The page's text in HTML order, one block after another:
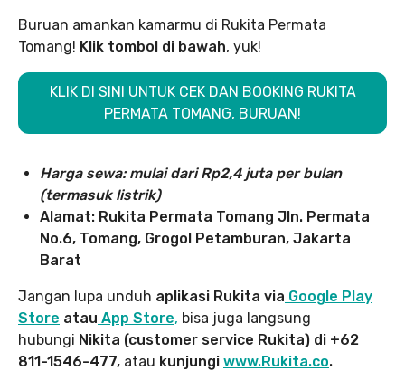
Buruan amankan kamarmu di Rukita Permata
Tomang! Klik tombol di bawah, yuk!
KLIK DI SINI UNTUK CEK DAN BOOKING RUKITA
PERMATA TOMANG, BURUAN!
Harga sewa: mulai dari Rp2,4 juta per bulan
(termasuk listrik)
Alamat: Rukita Permata Tomang Jln. Permata
No.6, Tomang, Grogol Petamburan, Jakarta
Barat
Jangan lupa unduh aplikasi Rukita via Google Play
Store atau App Store, bisa juga langsung
hubungi Nikita (customer service Rukita) di +62
811-1546-477, atau kunjungi www.Rukita.co.